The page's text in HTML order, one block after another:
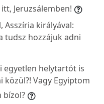
Jeruzsálemben!
Asszíria királyával:
tudsz hozzájuk adni
egyetlen helytartót is
Vagy Egyiptom
bízol?